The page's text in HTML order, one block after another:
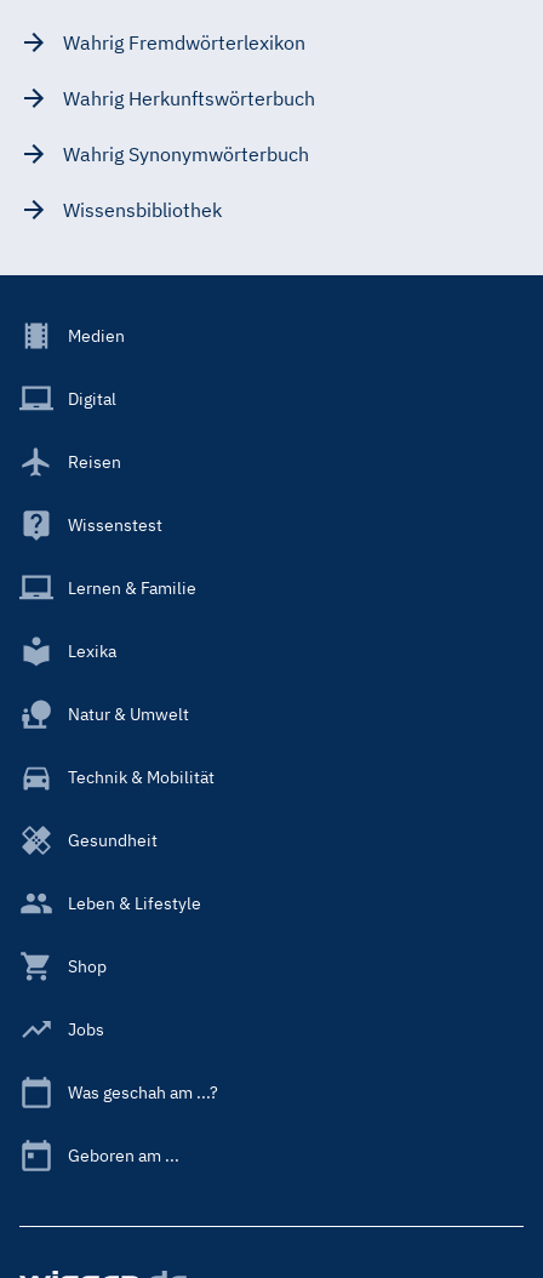
Wahrig Fremdwörterlexikon
Wahrig Herkunftswörterbuch
Wahrig Synonymwörterbuch
Wissensbibliothek
Footer
Main
Medien
Digital
Reisen
Wissenstest
Lernen & Familie
Lexika
Natur & Umwelt
Technik & Mobilität
Gesundheit
Leben & Lifestyle
Shop
Jobs
Was geschah am ...?
Geboren am ...